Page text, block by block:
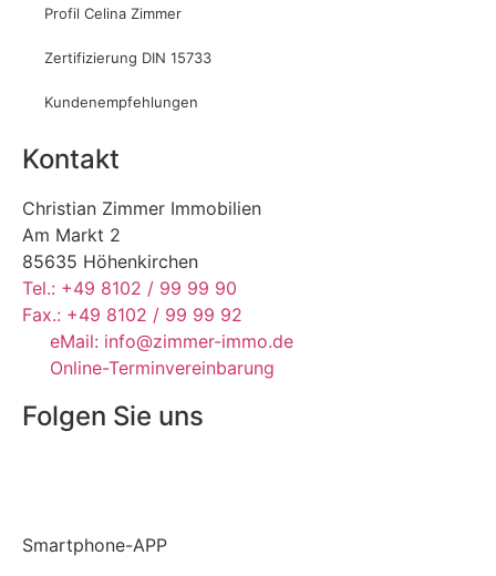
Profil Celina Zimmer
Zertifizierung DIN 15733
Kundenempfehlungen
Kontakt
Christian Zimmer Immobilien
Am Markt 2
85635 Höhenkirchen
Tel.: +49 8102 / 99 99 90
Fax.: +49 8102 / 99 99 92
eMail: info@zimmer-immo.de
Online-Terminvereinbarung
Folgen Sie uns
Smartphone-APP